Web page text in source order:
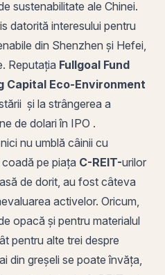
sustenabilitate ale Chinei.
datorită interesului pentru
din Shenzhen și Hefei,
Reputația Fullgoal Fund
Capital Eco-Environment
și la strângerea a
de dolari în IPO .
nu umblă câinii cu
pe piața C-REIT-urilor
de dorit, au fost câteva
activelor. Oricum,
opacă și pentru materialul
pentru alte trei despre
din greșeli se poate învăța,